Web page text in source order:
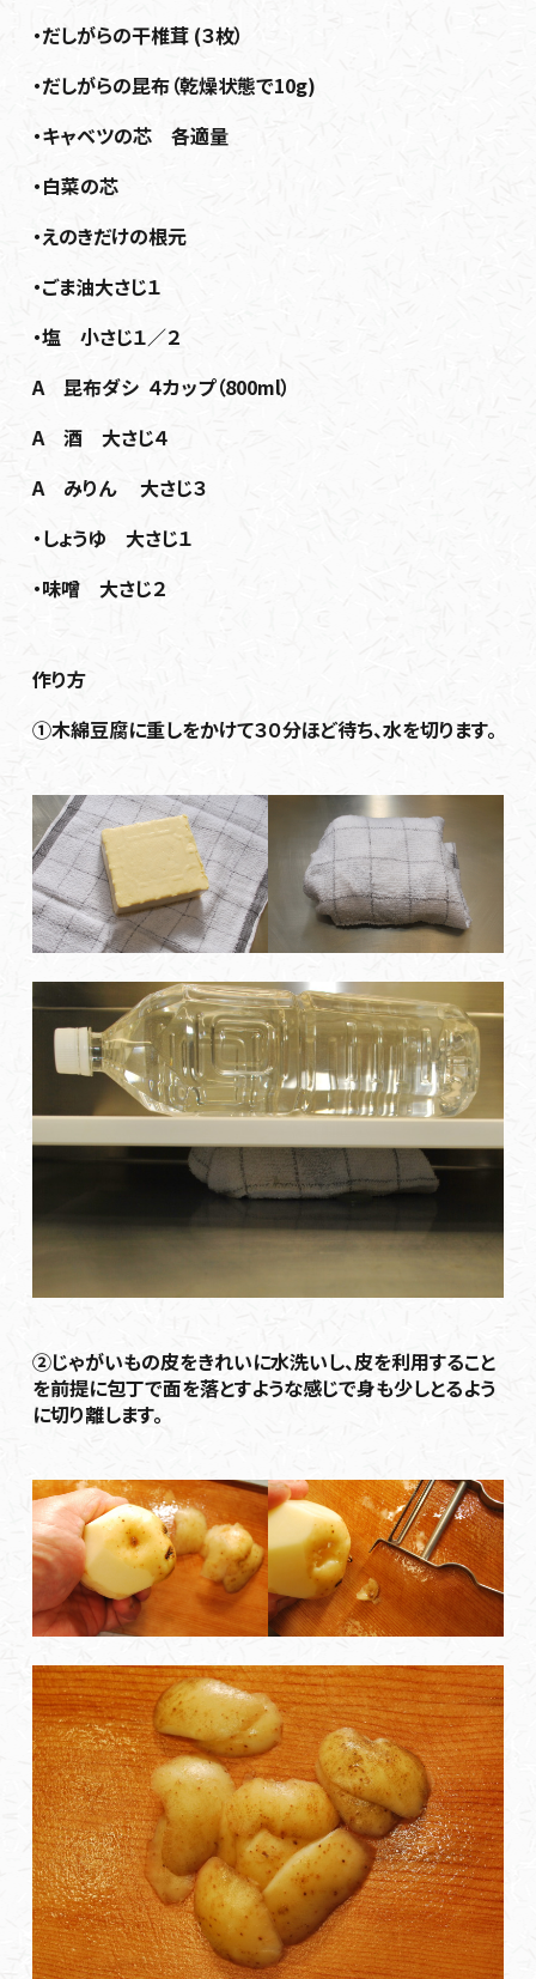
・だしがらの干椎茸 (３枚）
・だしがらの昆布（乾燥状態で10g)
・キャベツの芯 各適量
・白菜の芯
・えのきだけの根元
・ごま油大さじ１
・塩 小さじ１／２
A 昆布ダシ ４カップ（800ml）
A 酒 大さじ４
A みりん 大さじ３
・しょうゆ 大さじ１
・味噌 大さじ２
作り方
①木綿豆腐に重しをかけて３０分ほど待ち、水を切ります。
②じゃがいもの皮をきれいに水洗いし、皮を利用すること
を前提に包丁で面を落とすような感じで身も少しとるよう
に切り離します。